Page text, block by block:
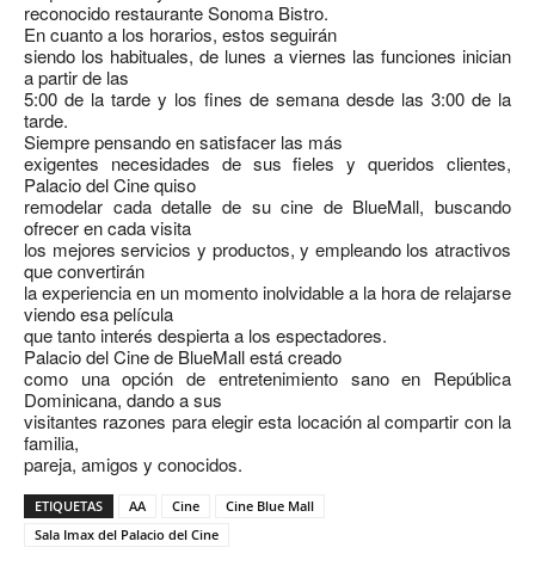
reconocido restaurante Sonoma Bistro.
En cuanto a los horarios, estos seguirán
siendo los habituales, de lunes a viernes las funciones inician
a partir de las
5:00 de la tarde y los fines de semana desde las 3:00 de la
tarde.
Siempre pensando en satisfacer las más
exigentes necesidades de sus fieles y queridos clientes,
Palacio del Cine quiso
remodelar cada detalle de su cine de BlueMall, buscando
ofrecer en cada visita
los mejores servicios y productos, y empleando los atractivos
que convertirán
la experiencia en un momento inolvidable a la hora de relajarse
viendo esa película
que tanto interés despierta a los espectadores.
Palacio del Cine de BlueMall está creado
como una opción de entretenimiento sano en República
Dominicana, dando a sus
visitantes razones para elegir esta locación al compartir con la
familia,
pareja, amigos y conocidos.
ETIQUETAS AA Cine
Cine Blue Mall
Sala Imax del Palacio del Cine